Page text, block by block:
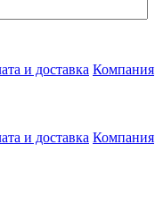
и доставка Компания
и доставка Компания